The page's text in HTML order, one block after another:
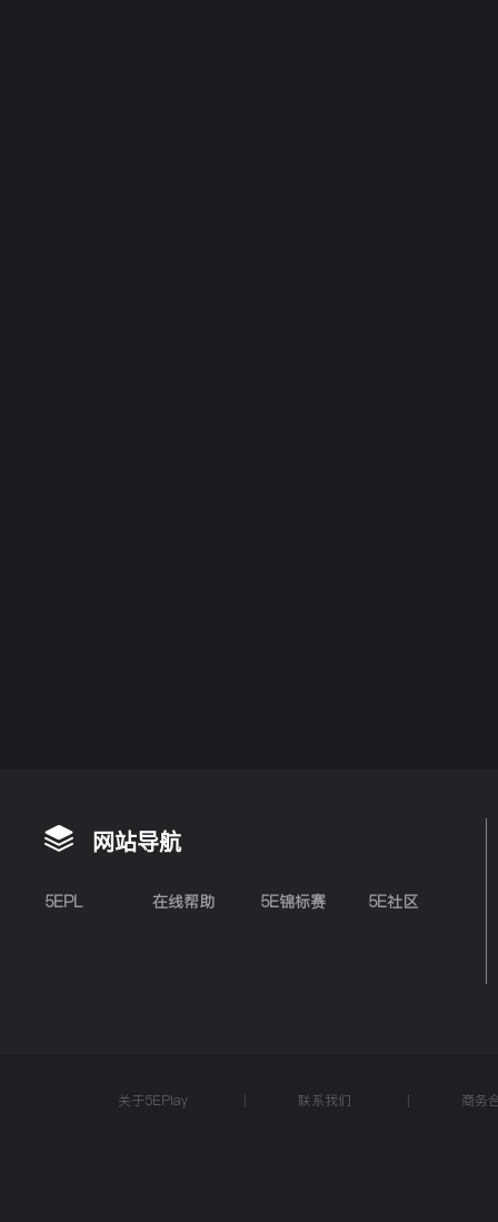
网站导航
5EPL 在线帮助 5E锦标赛 5E社区
关于5EPlay 联系我们 商务